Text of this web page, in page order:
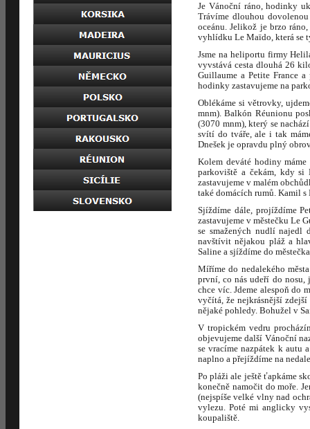
Je Vánoční ráno, hodinky
Trávíme dlouhou
oceánu. Jelikož je brzo
vyhlídku Le Maïdo, která se
Jsme na heliportu firmy
vyvstává cesta dlouhá 26
Guillaume a Petite France
hodinky zastavujeme na
Oblékáme si větrovky,
mnm). Balkón Réunionu
(3070 mnm), který se
svítí do tváře, ale i tak
Dnešek je opravdu plný
Kolem deváté hodiny
parkoviště a čekám, kdy si
zastavujeme v malém
také domácích rumů. Kamil
Sjíždíme dále, projíždíme
zastavujeme v městečku Le
se smažených nudlí najedl
navštívit nějakou pláž a
Saline a sjíždíme do
Míříme do nedalekého
první, co nás udeří do nosu,
chce víc. Jdeme alespoň do
vyčítá, že nejkrásnější
nějaké pohledy. Bohužel v
V tropickém vedru
objevujeme další Vánoční
se vracíme nazpátek k autu
naplno a přejíždíme na
Po pláži ale ještě ťapkáme
konečně namočit do moře.
(nejspíše velké vlny nad
vylezu. Poté mi anglicky
koupaliště.